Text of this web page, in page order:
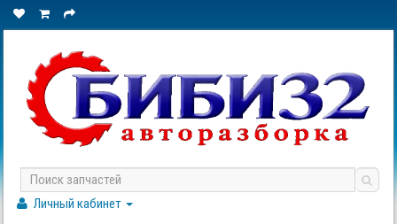
Личный кабинет